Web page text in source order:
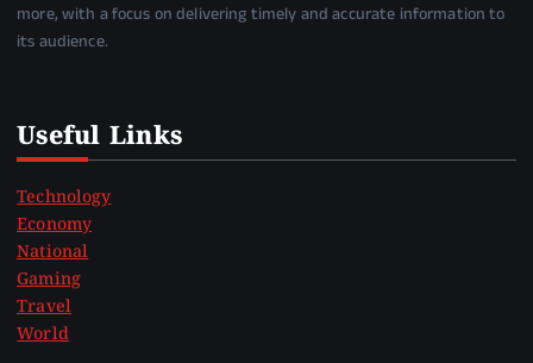
more, with a focus on delivering timely and accurate information to
its audience.
Useful Links
Technology
Economy
National
Gaming
Travel
World